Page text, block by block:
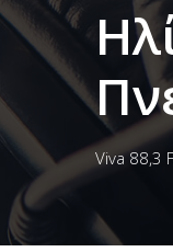
Viva 88,3